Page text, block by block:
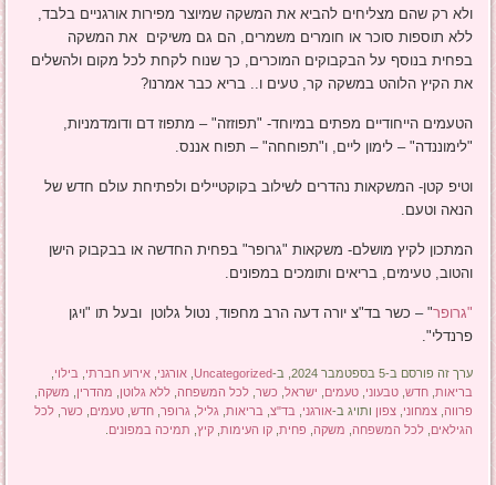
ולא רק שהם מצליחים להביא את המשקה שמיוצר מפירות אורגניים בלבד,
ללא תוספות סוכר או חומרים משמרים, הם גם משיקים את המשקה
בפחית בנוסף על הבקבוקים המוכרים, כך שנוח לקחת לכל מקום ולהשלים
את הקיץ הלוהט במשקה קר, טעים ו.. בריא כבר אמרנו?
הטעמים הייחודיים מפתים במיוחד- "תפוזזה" – מתפוז דם ודומדמניות,
"לימוננדה" – לימון ליים, ו"תפוחחה" – תפוח אננס.
וטיפ קטן- המשקאות נהדרים לשילוב בקוקטיילים ולפתיחת עולם חדש של
הנאה וטעם.
המתכון לקיץ מושלם- משקאות "גרופר" בפחית החדשה או בבקבוק הישן
והטוב, טעימים, בריאים ותומכים במפונים.
"גרופר" – כשר בד"צ יורה דעה הרב מחפוד, נטול גלוטן ובעל תו "ויגן
פרנדלי".
ערך זה פורסם ב-5 בספטמבר 2024, ב- Uncategorized
,אורגני ,אירוע חברתי בילוי
בריאות ,חדש ,טבעוני ,טעמים ישראל כשר ,לכל המשפחה ,ללא גלוטן מהדרין משקה
פרווה ,צמחוני ,צפון ותויג ב-אורגני בד"צ בריאות גליל גרופר ,חדש ,טעמים כשר ,לכל
הגילאים ,לכל המשפחה משקה פחית ,קו העימות ,קיץ תמיכה במפונים